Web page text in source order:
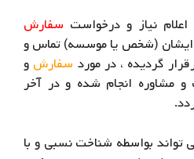
نیاز و درخواست سفارش
ایشان (شخص یا موسسه) تماس و
گردیده ، در مورد سفارش و
و مشاوره انجام شده و در آخر
تواند بواسطه شناخت نسبی و با